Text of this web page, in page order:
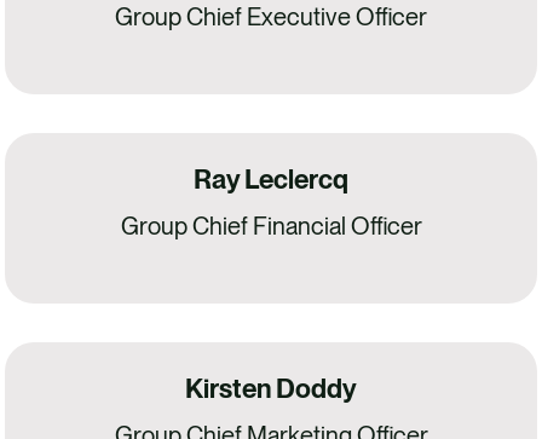
Group Chief Executive Officer
Ray Leclercq
Group Chief Financial Officer
Kirsten Doddy